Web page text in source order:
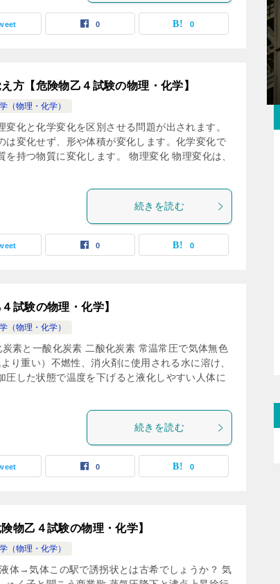
0 0
方【危険物乙４試験の物理・化学】
（物理・化学）
化と化学変化を区別させる問題が出されます。
は変化せず、形や体積が変化します。化学変化で
を持つ物質に変化します。 物理変化 物理変化は、
続きを読む
0 0
試験の物理・化学】
（物理・化学）
素と一酸化炭素 二酸化炭素 常温常圧で気体無色
り重い）不燃性、消火剤に使用される水に溶け、
圧した状態で温度を下げると液化しやすい人体に
続きを読む
0 0
物乙４試験の物理・化学】
（物理・化学）
体→気体この駅で誘拐状とは古希でしょうか？ 気